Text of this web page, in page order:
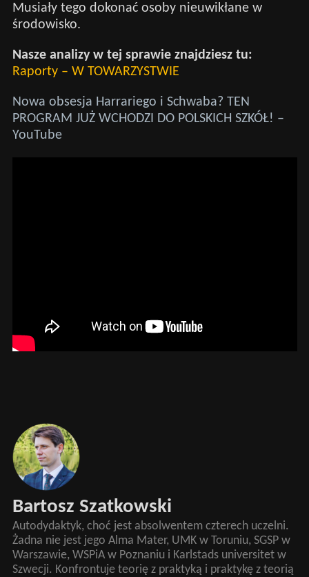
Musiały tego dokonać osoby nieuwikłane w
środowisko.
Nasze analizy w tej sprawie znajdziesz tu:
Raporty – W TOWARZYSTWIE
Nowa obsesja Harrariego i Schwaba? TEN
PROGRAM JUŻ WCHODZI DO POLSKICH SZKÓŁ! –
YouTube
Bartosz Szatkowski
Autodydaktyk, choć jest absolwentem czterech uczelni.
Żadna nie jest jego Alma Mater, UMK w Toruniu, SGSP w
Warszawie, WSPiA w Poznaniu i Karlstads universitet w
Szwecji. Konfrontuje teorię z praktyką i praktykę z teorią